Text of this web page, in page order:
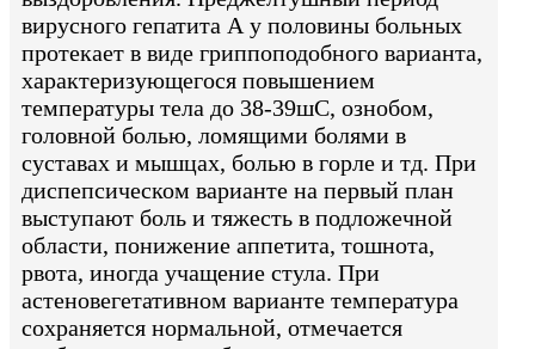
вирусного гепатита А у половины больных
протекает в виде гриппоподобного варианта,
характеризующегося повышением
температуры тела до 38-39шС, ознобом,
головной болью, ломящими болями в
суставах и мышцах, болью в горле и тд. При
диспепсическом варианте на первый план
выступают боль и тяжесть в подложечной
области, понижение аппетита, тошнота,
рвота, иногда учащение стула. При
астеновегетативном варианте температура
сохраняется нормальной, отмечается